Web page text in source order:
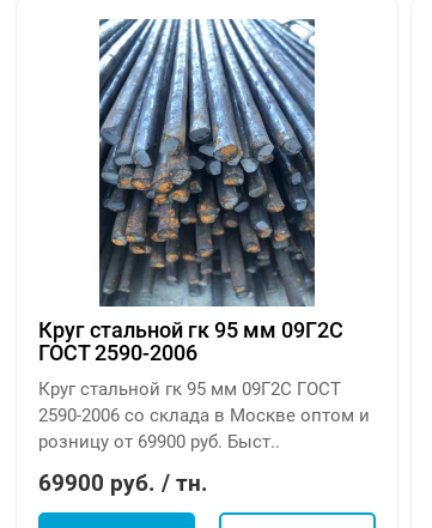
Круг стальной гк 95 мм 09Г2С
ГОСТ 2590-2006
Круг стальной гк 95 мм 09Г2С ГОСТ
2590-2006 со склада в Москве оптом и
розницу от 69900 руб. Быст..
69900 руб. / тн.